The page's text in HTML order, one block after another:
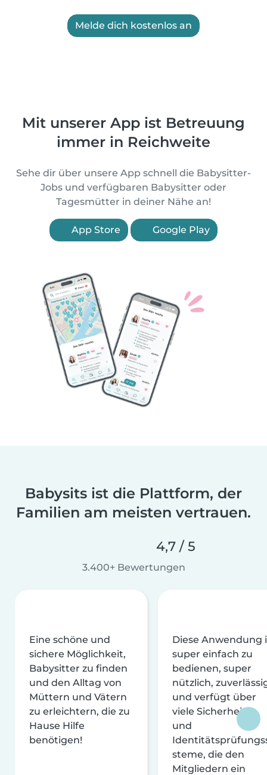
Melde dich kostenlos an
Mit unserer App ist Betreuung
immer in Reichweite
Sehe dir über unsere App schnell die Babysitter-
Jobs und verfügbaren Babysitter oder
Tagesmütter in deiner Nähe an!
App Store Google Play
Babysits ist die Plattform, der
Familien am meisten vertrauen.
4,7 / 5
3.400+ Bewertungen
Eine schöne und
sichere Möglichkeit,
Babysitter zu finden
und den Alltag von
Müttern und Vätern
zu erleichtern, die zu
Hause Hilfe
benötigen!
Diese Anwendung
super einfach zu
bedienen, super
nützlich,
und verfügt über
viele Sicherheits-
und
steme, die den
Mitgliedern ein